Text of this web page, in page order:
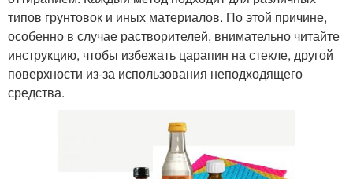
типов грунтовок и иных материалов. По этой причине,
особенно в случае растворителей, внимательно читайте
инструкцию, чтобы избежать царапин на стекле, другой
поверхности из-за использования неподходящего
средства.